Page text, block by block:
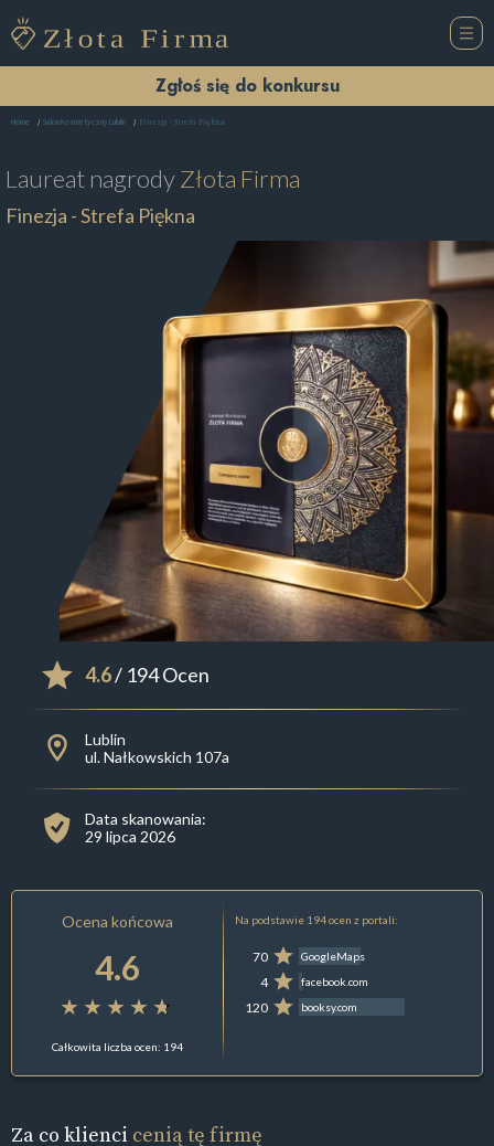
Zgłoś się do konkursu
Home Salon Kosmetyczny Lublin Finezja - Strefa Piękna
Laureat nagrodyZłota Firma
Finezja - Strefa Piękna
4.6/ 194 Ocen
Lublin
ul. Nałkowskich 107a
Data skanowania:
29 lipca 2026
Ocena końcowa
4.6
Całkowita liczba ocen: 194
Na podstawie 194 ocen z portali:
70 GoogleMaps
4 facebook.com
120 booksy.com
Za co klienci cenią tę firmę